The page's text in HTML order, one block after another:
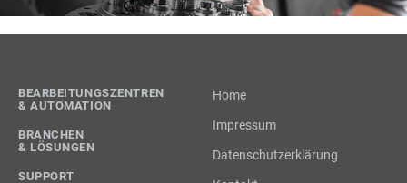
BEARBEITUNGSZENTREN
& AUTOMATION
BRANCHEN
& LÖSUNGEN
SUPPORT
Home
Impressum
Datenschutzerklärung